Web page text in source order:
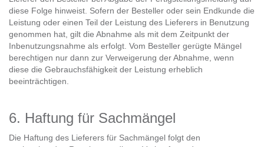
diese Folge hinweist. Sofern der Besteller oder sein Endkunde die
Leistung oder einen Teil der Leistung des Lieferers in Benutzung
genommen hat, gilt die Abnahme als mit dem Zeitpunkt der
Inbenutzungsnahme als erfolgt. Vom Besteller gerügte Mängel
berechtigen nur dann zur Verweigerung der Abnahme, wenn
diese die Gebrauchsfähigkeit der Leistung erheblich
beeinträchtigen.
6. Haftung für Sachmängel
Die Haftung des Lieferers für Sachmängel folgt den